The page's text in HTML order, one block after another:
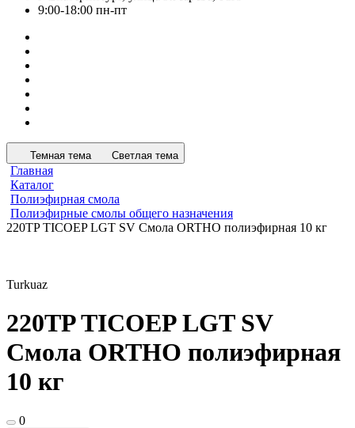
9:00-18:00 пн-пт
Темная тема Светлая тема
Главная
Каталог
Полиэфирная смола
Полиэфирные смолы общего назначения
220TP TICOEP LGT SV Смола ORTHO полиэфирная 10 кг
Turkuaz
220TP TICOEP LGT SV
Смола ORTHO полиэфирная
10 кг
0